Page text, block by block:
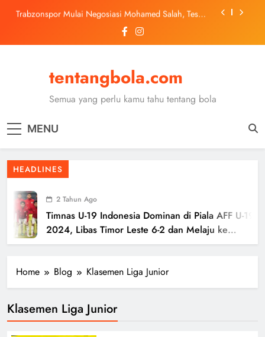
Trabzonspor Mulai Negosiasi Mohamed Salah, Tes
Medis Dijadwalkan 5 Agustus
Malang United U-13 Juara Piala Soeratin Kota Malang
2026, Siap Tatap Putaran Provinsi
Dilaporkan Pecahkan Rekor Penjualan WSL
Ter Stegen Resmi Gabung Ajax dengan Status
Pinjaman dari Barcelona
Medis Dijadwalkan 5 Agustus
Malang United U-13 Juara Piala Soeratin Kota Malang
2026, Siap Tatap Putaran Provinsi
tentangbola.com
Semua yang perlu kamu tahu tentang bola
MENU
HEADLINES
2 Tahun Ago
Timnas U-19 Indonesia Dominan di Piala AFF U-19
2024, Libas Timor Leste 6-2 dan Melaju ke
Semifinal
Home Blog Klasemen Liga Junior
Klasemen Liga Junior